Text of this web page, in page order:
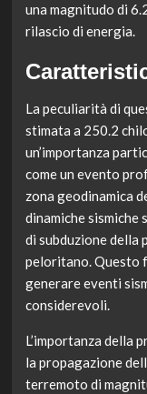
una magnitudo di
rilascio di energia.
La peculiarità di
stimata a 250.2
un’importanza
come un evento
zona geodinamica
dinamiche
di subduzione della
peloritano. Questo
generare eventi
considerevoli.
L’importanza della
la propagazione
terremoto di